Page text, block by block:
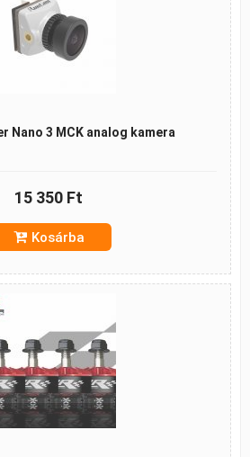
Nano 3 MCK analog kamera
15 350 Ft
Kosárba